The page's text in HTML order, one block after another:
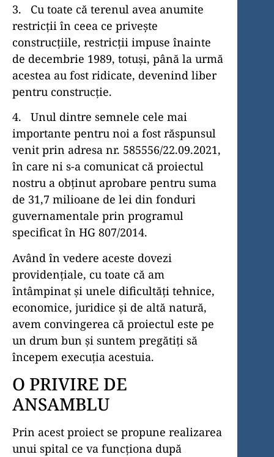
3. Cu toate că terenul avea anumite
restricții în ceea ce privește
construcțiile, restricții impuse înainte
de decembrie 1989, totuși, până la urmă
acestea au fost ridicate, devenind liber
pentru construcție.
4. Unul dintre semnele cele mai
importante pentru noi a fost răspunsul
venit prin adresa nr. 585556/22.09.2021,
în care ni s-a comunicat că proiectul
nostru a obținut aprobare pentru suma
de 31,7 milioane de lei din fonduri
guvernamentale prin programul
specificat în HG 807/2014.
Având în vedere aceste dovezi
providențiale, cu toate că am
întâmpinat și unele dificultăți tehnice,
economice, juridice și de altă natură,
avem convingerea că proiectul este pe
un drum bun și suntem pregătiți să
începem execuția acestuia.
O PRIVIRE DE
ANSAMBLU
Prin acest proiect se propune realizarea
unui spital ce va funcționa după